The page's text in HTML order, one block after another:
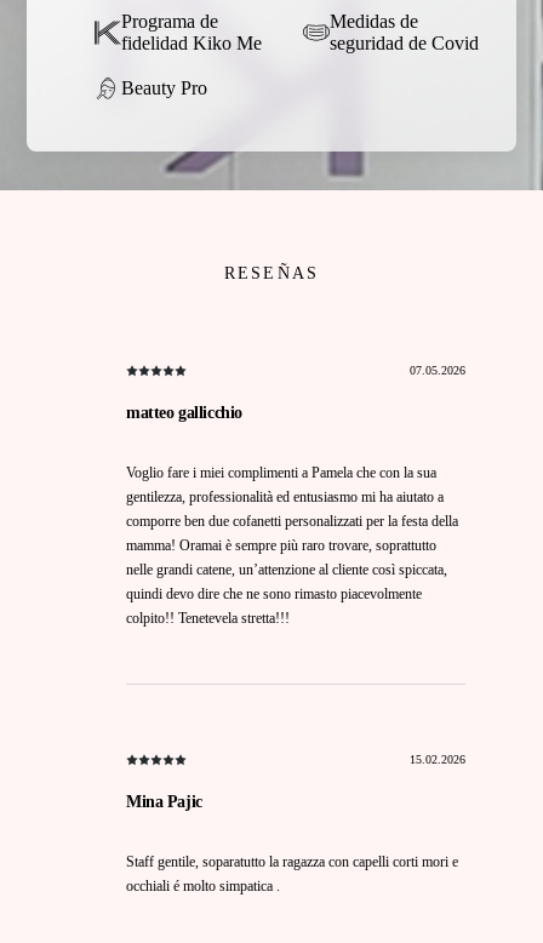
Programa de
fidelidad Kiko Me
Medidas de
seguridad de Covid
Beauty Pro
RESEÑAS
07.05.2026
matteo gallicchio
Voglio fare i miei complimenti a Pamela che con la sua
gentilezza, professionalità ed entusiasmo mi ha aiutato a
comporre ben due cofanetti personalizzati per la festa della
mamma! Oramai è sempre più raro trovare, soprattutto
nelle grandi catene, un’attenzione al cliente così spiccata,
quindi devo dire che ne sono rimasto piacevolmente
colpito!! Tenetevela stretta!!!
15.02.2026
Mina Pajic
Staff gentile, soparatutto la ragazza con capelli corti mori e
occhiali é molto simpatica .